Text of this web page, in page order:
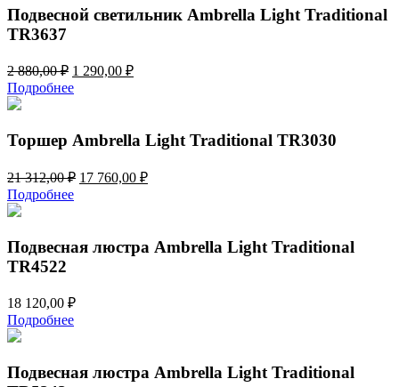
068,00 ₽.
Подвесной светильник Ambrella Light Traditional
TR3637
2 880,00₽ Первоначальная
цена
составляла
880,00 ₽.
1 290,00 ₽Текущая
Подробнее
Торшер Ambrella Light Traditional TR3030
21 312,00₽ Первоначальная
17 760,00 ₽Текущая
Подробнее
Подвесная люстра Ambrella Light Traditional
TR4522
18 120,00 ₽
Подробнее
Подвесная люстра Ambrella Light Traditional